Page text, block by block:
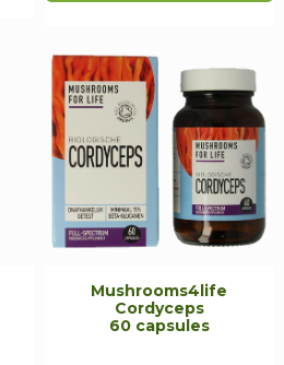
Mushrooms4life
Cordyceps
60 capsules